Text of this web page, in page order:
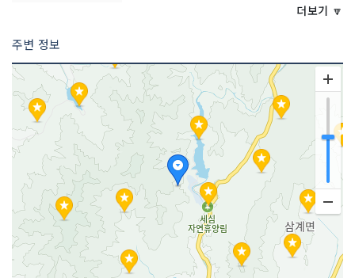
휴양림 관리사무소 063-644-4611
주차시설 주차 가능
이용시간
[숙박시설] 당일 15:00~익일 11:00
[평상, 정자] 당일 09:00~오후 18:00
더보기 🔽
주변 정보